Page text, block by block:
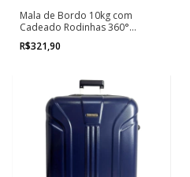
Mala de Bordo 10kg com
Cadeado Rodinhas 360°
Nápoles
R$321,90